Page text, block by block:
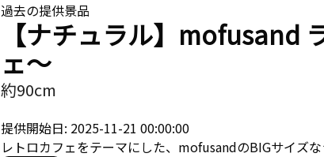
過去の提供景品
【ナチュラル】mofusand
ェ〜
約90cm
提供開始日: 2025-11-21 00:00:00
レトロカフェをテーマにした、mofusandのBIGサイズな